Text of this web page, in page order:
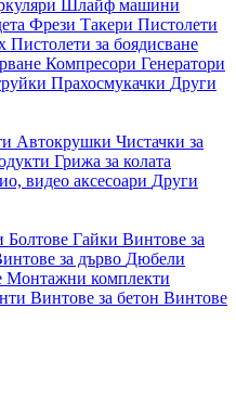
Шлайф машини
Фрези Такери Пистолети
Пистолети за боядисване
Компресори Генератори
Прахосмукачки Други
Автокрушки Чистачки за
Грижа за колата
видео аксесоари Други
Болтове Гайки Винтове за
за дърво Дюбели
Монтажни комплекти
Винтове за бетон Винтове